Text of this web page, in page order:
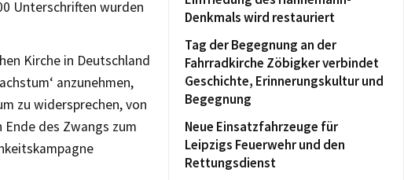
Unterschriften wurden
Kirche in Deutschland
anzunehmen,
zu widersprechen, von
des Zwangs zum
Denkmals wird restauriert
Tag der Begegnung an der
Fahrradkirche Zöbigker verbindet
Geschichte, Erinnerungskultur und
Begegnung
Neue Einsatzfahrzeuge für
Leipzigs Feuerwehr und den
Rettungsdienst